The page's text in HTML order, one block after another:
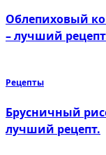
Облепиховый
– лучший
Рецепты
Брусничный
лучший рецепт.